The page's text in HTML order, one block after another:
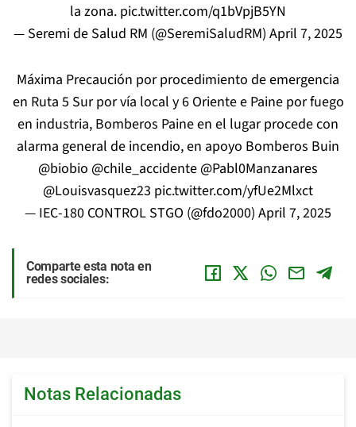
la zona. pic.twitter.com/q1bVpjB5YN
— Seremi de Salud RM (@SeremiSaludRM) April 7, 2025
Máxima Precaución por procedimiento de emergencia
en Ruta 5 Sur por vía local y 6 Oriente e Paine por fuego
en industria, Bomberos Paine en el lugar procede con
alarma general de incendio, en apoyo Bomberos Buin
@biobio @chile_accidente @Pabl0Manzanares
@Louisvasquez23 pic.twitter.com/yfUe2Mlxct
— IEC-180 CONTROL STGO (@fdo2000) April 7, 2025
Comparte esta nota en
redes sociales:
Notas Relacionadas